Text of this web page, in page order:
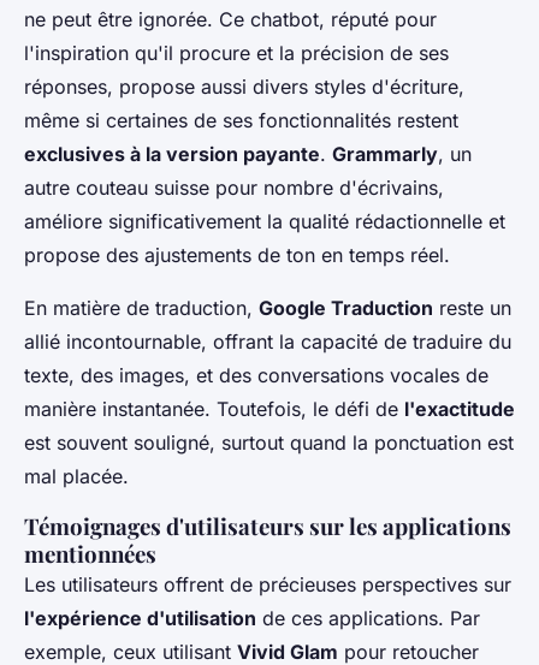
ne peut être ignorée. Ce chatbot, réputé pour
l'inspiration qu'il procure et la précision de ses
réponses, propose aussi divers styles d'écriture,
même si certaines de ses fonctionnalités restent
exclusives à la version payante. Grammarly, un
autre couteau suisse pour nombre d'écrivains,
améliore significativement la qualité rédactionnelle et
propose des ajustements de ton en temps réel.
En matière de traduction, Google Traduction reste un
allié incontournable, offrant la capacité de traduire du
texte, des images, et des conversations vocales de
manière instantanée. Toutefois, le défi de l'exactitude
est souvent souligné, surtout quand la ponctuation est
mal placée.
Témoignages d'utilisateurs sur les applications
mentionnées
Les utilisateurs offrent de précieuses perspectives sur
l'expérience d'utilisation de ces applications. Par
exemple, ceux utilisant Vivid Glam pour retoucher